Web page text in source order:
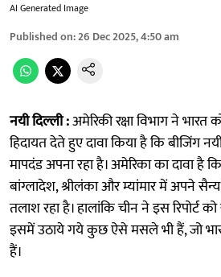
AI Generated Image
Published on:26 Dec 2025, 4:50 am
नयी दिल्ली :अमेरिकी रक्षा विभाग ने
हिदायत देते हुए दावा किया है कि बीजिंग
मापदंड अपना रहा है। अमेरिका का दावा है
बांग्लादेश, श्रीलंका और म्यांमार में अपने
तलाश रहा है। हालांकि चीन ने इस रिपोर्ट
इसमें उठाये गये कुछ ऐसे मसले भी हैं, जो
हैं।